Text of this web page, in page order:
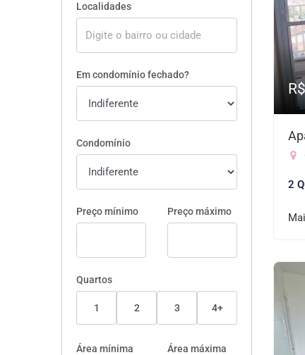
Localidades
Em condomínio fechado?
Condomínio
Preço mínimo Preço máximo
Quartos
1 2 3 4+
Área mínima Área máxima
2